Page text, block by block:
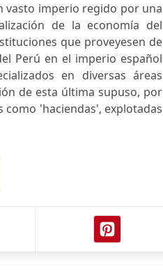
vasto imperio regido por una
de la economía del
que proveyesen de
Perú en el imperio español
en diversas áreas
de esta última supuso, por
'haciendas', explotadas